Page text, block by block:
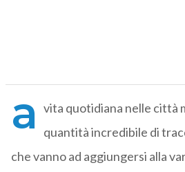
a vita quotidiana nelle città
quantità incredibile di
che vanno ad aggiungersi alla